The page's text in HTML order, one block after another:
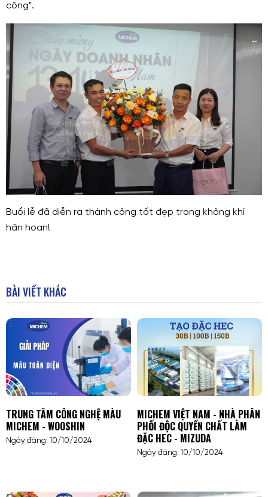
công".
Buổi lễ đã diễn ra thành công tốt đẹp trong không khí
hân hoan!
BÀI VIẾT KHÁC
TRUNG TÂM CÔNG NGHỆ MÀU
MICHEM - WOOSHIN
Ngày đăng: 10/10/2024
MICHEM VIỆT NAM - NHÀ PHÂN
PHỐI ĐỘC QUYỀN CHẤT LÀM
ĐẶC HEC - MIZUDA
Ngày đăng: 10/10/2024